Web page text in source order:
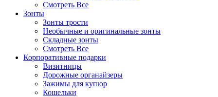
Смотреть Все
Зонты
Зонты трости
Необычные и оригинальные зонты
Складные зонты
Смотреть Все
Корпоративные подарки
Визитницы
Дорожные органайзеры
Зажимы для купюр
Кошельки